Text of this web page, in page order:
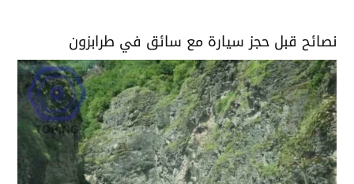
نصائح قبل حجز سيارة مع سائق في طرابزون